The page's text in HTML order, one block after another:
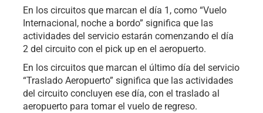
En los circuitos que marcan el día 1, como “Vuelo
Internacional, noche a bordo” significa que las
actividades del servicio estarán comenzando el día
2 del circuito con el pick up en el aeropuerto.
En los circuitos que marcan el último día del servicio
“Traslado Aeropuerto” significa que las actividades
del circuito concluyen ese día, con el traslado al
aeropuerto para tomar el vuelo de regreso.